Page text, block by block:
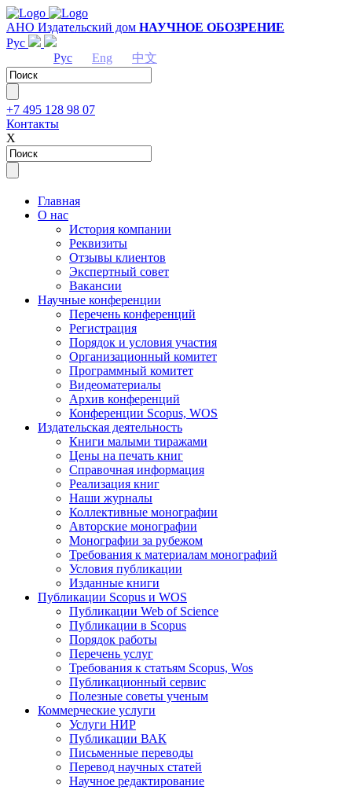
АНО Издательский дом НАУЧНОЕ ОБОЗРЕНИЕ
Рус
Рус
Eng 中文
+7 495 128 98 07
Контакты
Х
Главная
О нас
История компании
Реквизиты
Отзывы клиентов
Экспертный совет
Вакансии
Научные конференции
Перечень конференций
Регистрация
Порядок и условия участия
Организационный комитет
Программный комитет
Видеоматериалы
Архив конференций
Конференции Scopus, WOS
Издательская деятельность
Книги малыми тиражами
Цены на печать книг
Справочная информация
Реализация книг
Наши журналы
Коллективные монографии
Авторские монографии
Монографии за рубежом
Требования к материалам монографий
Условия публикации
Изданные книги
Публикации Scopus и WOS
Публикации Web of Science
Публикации в Scopus
Порядок работы
Перечень услуг
Требования к статьям Scopus, Wos
Публикационный сервис
Полезные советы ученым
Коммерческие услуги
Услуги НИР
Публикации ВАК
Письменные переводы
Перевод научных статей
Научное редактирование